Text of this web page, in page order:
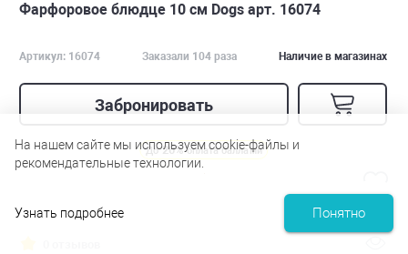
Фарфоровое блюдце 10 см Dogs арт. 16074
Артикул: 16074 Заказали 104 раза Наличие в магазинах
Забронировать
До20%оплата баллами
На нашем сайте мы используем cookie-файлы и
рекомендательные технологии.
Узнать подробнее Понятно